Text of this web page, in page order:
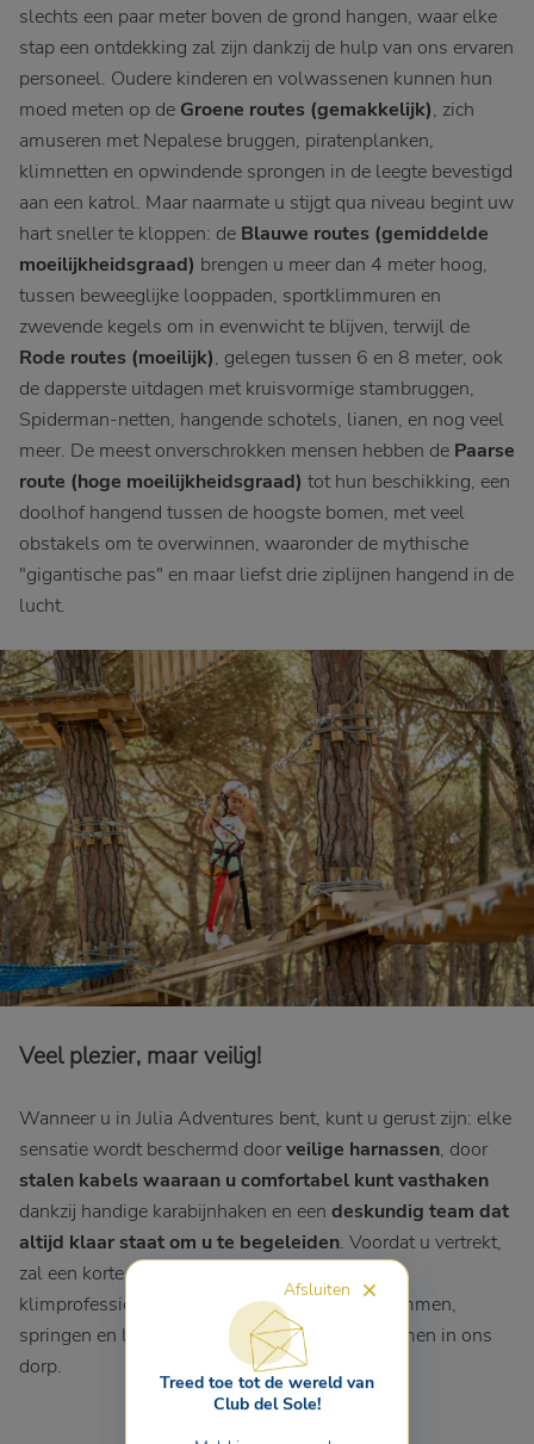
slechts een paar meter boven de grond hangen, waar elke
stap een ontdekking zal zijn dankzij de hulp van ons ervaren
personeel. Oudere kinderen en volwassenen kunnen hun
moed meten op de Groene routes (gemakkelijk), zich
amuseren met Nepalese bruggen, piratenplanken,
klimnetten en opwindende sprongen in de leegte bevestigd
aan een katrol. Maar naarmate u stijgt qua niveau begint uw
hart sneller te kloppen: de Blauwe routes (gemiddelde
moeilijkheidsgraad) brengen u meer dan 4 meter hoog,
tussen beweeglijke looppaden, sportklimmuren en
zwevende kegels om in evenwicht te blijven, terwijl de
Rode routes (moeilijk), gelegen tussen 6 en 8 meter, ook
de dapperste uitdagen met kruisvormige stambruggen,
Spiderman-netten, hangende schotels, lianen, en nog veel
meer. De meest onverschrokken mensen hebben de Paarse
route (hoge moeilijkheidsgraad) tot hun beschikking, een
doolhof hangend tussen de hoogste bomen, met veel
obstakels om te overwinnen, waaronder de mythische
"gigantische pas" en maar liefst drie ziplijnen hangend in de
lucht.
Veel plezier, maar veilig!
Wanneer u in Julia Adventures bent, kunt u gerust zijn: elke
sensatie wordt beschermd doorveilige harnassen, door
stalen kabels waaraan u comfortabel kunt vasthaken
dankzij handige karabijnhaken en een deskundig team dat
altijd klaar staat om u te begeleiden. Voordat u vertrekt,
zal een korte tutorial u veranderen in een echte
klimprofessional... en dan bent u vrij om te klimmen,
springen en lachen onder de takken van de bomen in ons
dorp.
Afsluiten
Treed toe tot de wereld van
Club del Sole!